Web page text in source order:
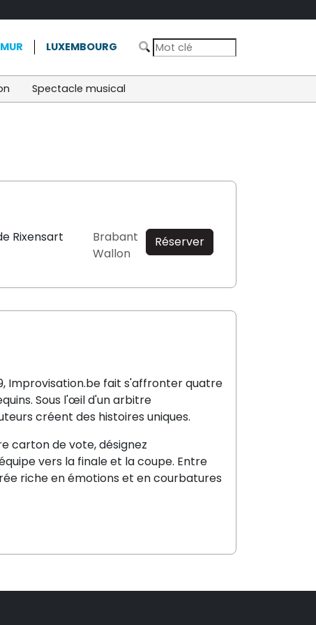
LUXEMBOURG
Spectacle musical
Rixensart
Brabant
Wallon
Réserver
Improvisation.be fait s'affronter quatre
Sous l'œil d'un arbitre
créent des histoires uniques.
carton de vote, désignez
vers la finale et la coupe. Entre
riche en émotions et en courbatures